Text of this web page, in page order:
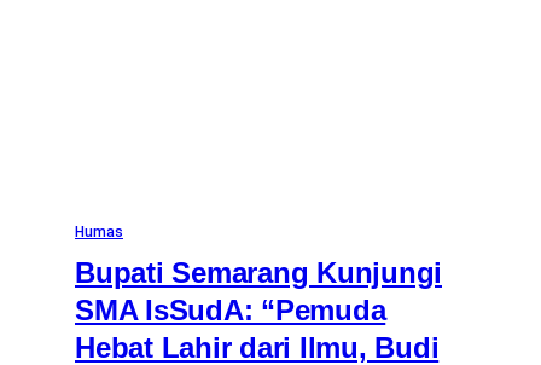
Humas
Bupati Semarang Kunjungi
SMA IsSudA: “Pemuda
Hebat Lahir dari Ilmu, Budi